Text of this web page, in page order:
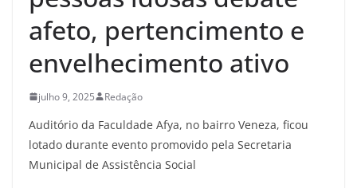
afeto, pertencimento e
envelhecimento ativo
julho 9, 2025 Redação
Auditório da Faculdade Afya, no bairro Veneza, ficou
lotado durante evento promovido pela Secretaria
Municipal de Assistência Social